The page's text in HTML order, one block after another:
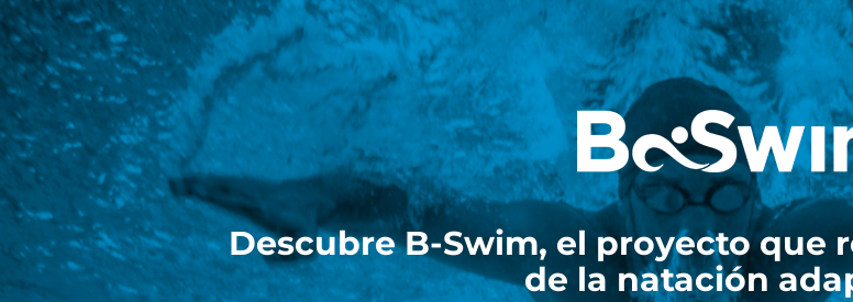
Descubre B-Swim, el proyecto que
de la natación